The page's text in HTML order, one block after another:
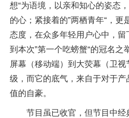
想“为语境，以亲和知心的姿态
的心；紧接着的”两栖青年“，更
态度，在众多年轻用户心中，留
到本次”第一个吃螃蟹“的冠名之
屏幕（移动端）到大荧幕（卫
级，而它的底气，来自于对于
值的自豪。
节目虽已收官，但节目中